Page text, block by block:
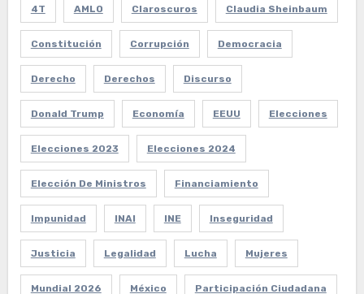
4T AMLO Claroscuros Claudia Sheinbaum
Constitución Corrupción Democracia
Derecho Derechos Discurso
Donald Trump Economía EEUU Elecciones
Elecciones 2023 Elecciones 2024
Elección De Ministros Financiamiento
Impunidad INAI INE Inseguridad
Justicia Legalidad Lucha Mujeres
Mundial 2026 México Participación Ciudadana